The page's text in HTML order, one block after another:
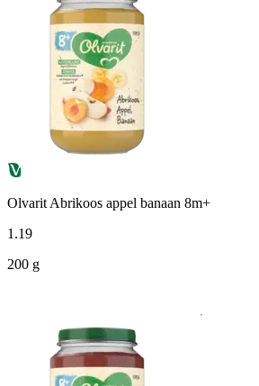
Olvarit Abrikoos appel banaan 8m+
1 .19
200 g